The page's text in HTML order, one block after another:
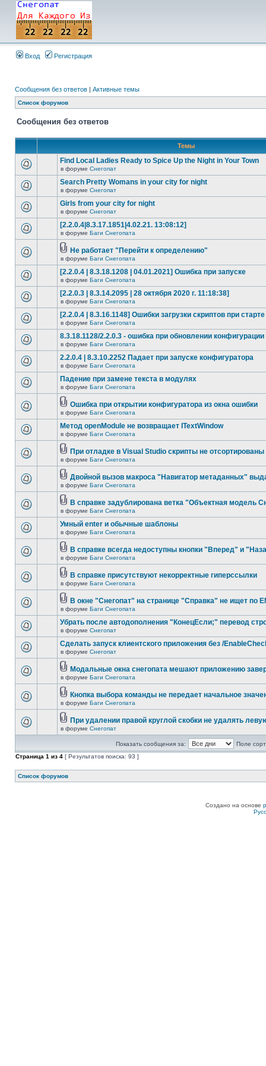
Вход Регистрация
Сообщения без ответов | Активные темы
Список форумов
Сообщения без ответов
Темы
Find Local Ladies Ready to Spice Up the Night in Your Town
в форуме Снегопат
Search Pretty Womans in your city for night
в форуме Снегопат
Girls from your city for night
в форуме Снегопат
[2.2.0.4|8.3.17.1851|4.02.21. 13:08:12]
в форуме Баги Снегопата
Не работает "Перейти к определению"
в форуме Баги Снегопата
[2.2.0.4 | 8.3.18.1208 | 04.01.2021] Ошибка при запуске
в форуме Баги Снегопата
[2.2.0.3 | 8.3.14.2095 | 28 октября 2020 г. 11:18:38]
в форуме Баги Снегопата
[2.2.0.4 | 8.3.16.1148] Ошибки загрузки скриптов при старте
в форуме Баги Снегопата
8.3.18.1128/2.2.0.3 - ошибка при обновлении конфигурации
в форуме Баги Снегопата
2.2.0.4 | 8.3.10.2252 Падает при запуске конфигуратора
в форуме Баги Снегопата
Падение при замене текста в модулях
в форуме Баги Снегопата
Ошибка при открытии конфигуратора из окна ошибки
в форуме Баги Снегопата
Метод openModule не возвращает ITextWindow
в форуме Баги Снегопата
При отладке в Visual Studio скрипты не отсортированы
в форуме Баги Снегопата
Двойной вызов макроса "Навигатор метаданных"
в форуме Баги Снегопата
В справке задублирована ветка "Объектная модель
в форуме Баги Снегопата
Умный enter и обычные шаблоны
в форуме Баги Снегопата
В справке всегда недоступны кнопки "Вперед" и
в форуме Баги Снегопата
В справке присутствуют некорректные гиперссылки
в форуме Баги Снегопата
В окне "Снегопат" на странице "Справка" не ищет по
в форуме Баги Снегопата
Убрать после автодополнения "КонецЕсли;" перевод
в форуме Снегопат
Cделать запуск клиентского приложения без /
в форуме Снегопат
Модальные окна снегопата мешают приложению
в форуме Баги Снегопата
Кнопка выбора команды не передает начальное
в форуме Баги Снегопата
При удалении правой круглой скобки не удалять
в форуме Снегопат
Показать сообщения за:
Поле
Страница 1 из 4 [ Результатов поиска: 93 ]
Список форумов
Создано на основе